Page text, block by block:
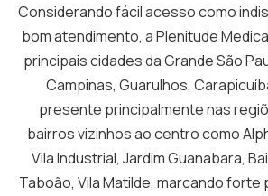
Considerando fácil acesso como
bom atendimento, a Plenitude
principais cidades da Grande São
Campinas, Guarulhos,
presente principalmente nas
bairros vizinhos ao centro como
Vila Industrial, Jardim Guanabara,
Taboão, Vila Matilde, marcando